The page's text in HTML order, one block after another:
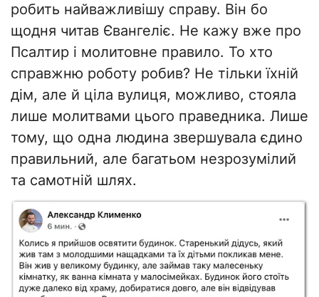
робить найважливішу справу. Він бо
щодня читав Євангеліє. Не кажу вже про
Псалтир і молитовне правило. То хто
справжню роботу робив? Не тільки їхній
дім, але й ціла вулиця, можливо, стояла
лише молитвами цього праведника. Лише
тому, що одна людина звершувала єдино
правильний, але багатьом незрозумілий
та самотній шлях.